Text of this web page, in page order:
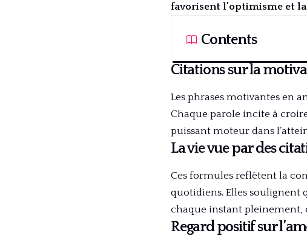
favorisent l’optimisme et
Contents
Citations sur la
Les phrases motivantes en
Chaque parole incite à
puissant moteur dans
La vie vue par des
Ces formules reflètent la
quotidiens. Elles soulignent
chaque instant pleinement,
Regard positif sur